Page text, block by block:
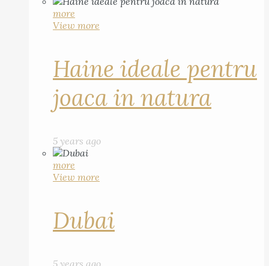
more
View more
Haine ideale pentru
joaca in natura
5 years ago
more
View more
Dubai
5 years ago